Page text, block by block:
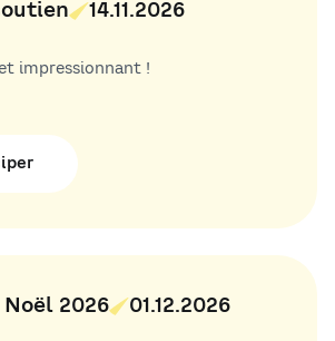
14.11.2026
impressionnant !
Noël 2026 01.12.2026